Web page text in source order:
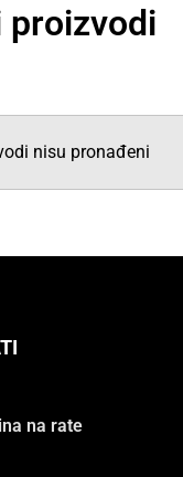
proizvodi
nisu pronađeni
na rate